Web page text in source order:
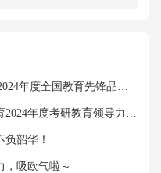
年度全国教育先锋品牌
年度考研教育领导力品
韶华！
，吸欧气啦～